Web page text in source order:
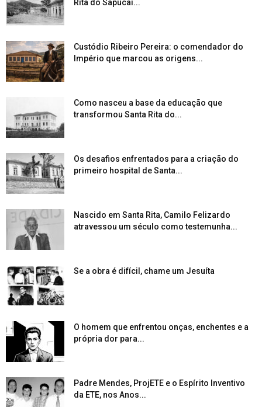
Rita do Sapucaí...
Custódio Ribeiro Pereira: o comendador do
Império que marcou as origens...
Como nasceu a base da educação que
transformou Santa Rita do...
Os desafios enfrentados para a criação do
primeiro hospital de Santa...
Nascido em Santa Rita, Camilo Felizardo
atravessou um século como testemunha...
Se a obra é difícil, chame um Jesuíta
O homem que enfrentou onças, enchentes e a
própria dor para...
Padre Mendes, ProjETE e o Espírito Inventivo
da ETE, nos Anos...